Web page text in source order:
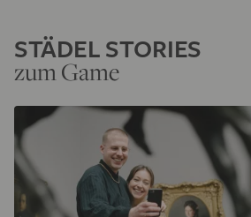
STÄDEL STORIES
zum Game